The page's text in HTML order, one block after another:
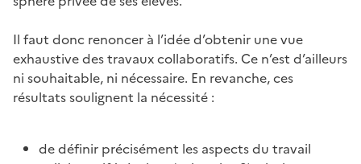
Il faut donc renoncer à l’idée d’obtenir une vue
exhaustive des travaux collaboratifs. Ce n’est d’ailleurs
ni souhaitable, ni nécessaire. En revanche, ces
résultats soulignent la nécessité :
de définir précisément les aspects du travail